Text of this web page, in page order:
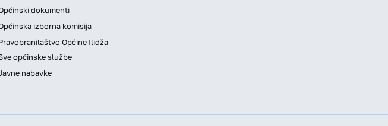
dokumenti
izborna komisija
Općine Ilidža
općinske službe
nabavke